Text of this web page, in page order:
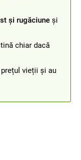
și rugăciune și
chiar dacă
vieții și au